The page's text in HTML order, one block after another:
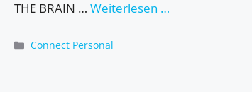
THE BRAIN … Weiterlesen …
Kategorien
Connect Personal